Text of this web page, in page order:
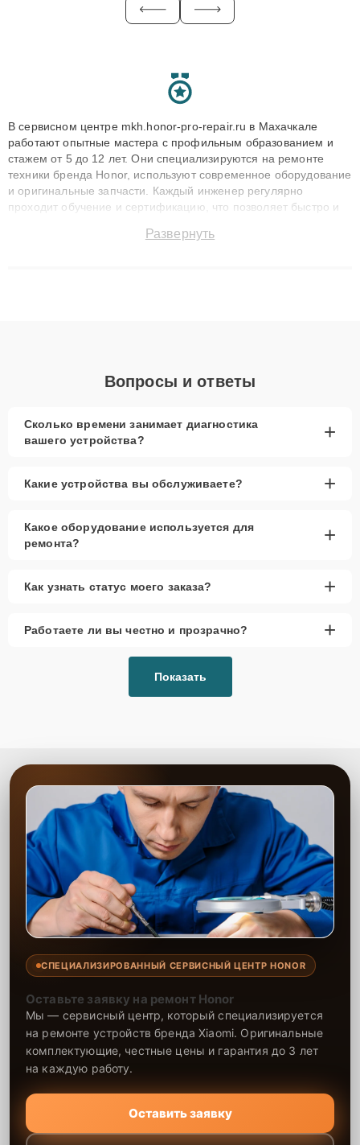
В сервисном центре mkh.honor-pro-repair.ru в Махачкале
работают опытные мастера с профильным образованием и
стажем от 5 до 12 лет. Они специализируются на ремонте
техники бренда Honor, используют современное оборудование
и оригинальные запчасти. Каждый инженер регулярно
проходит обучение и сертификацию, что позволяет быстро и
сохранением гарантии до 3 лет. Наши мастера решают
Развернуть
Вопросы и ответы
Сколько времени занимает диагностика
вашего устройства?
+
Какие устройства вы обслуживаете? +
Какое оборудование используется для
ремонта?
+
Как узнать статус моего заказа? +
Работаете ли вы честно и прозрачно? +
Показать
СПЕЦИАЛИЗИРОВАННЫЙ СЕРВИСНЫЙ ЦЕНТР HONOR
Оставьте заявку на ремонт Honor
Мы — сервисный центр, который специализируется
на ремонте устройств бренда Xiaomi. Оригинальные
комплектующие, честные цены и гарантия до 3 лет
на каждую работу.
Оставить заявку